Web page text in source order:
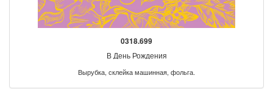
0318.699
В День Рождения
Вырубка, склейка машинная, фольга.